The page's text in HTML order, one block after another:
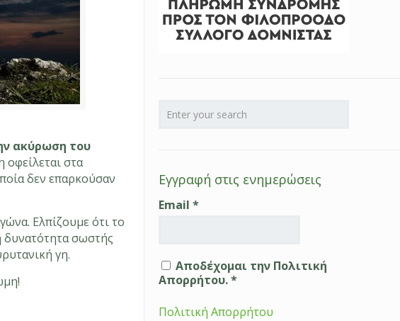
ακύρωση του
στα
δεν επαρκούσαν
Ελπίζουμε ότι το
δυνατότητα σωστής
γη.
Εγγραφή στις ενημερώσεις
Email *
Αποδέχομαι την Πολιτική
Απορρήτου. *
Πολιτική Απορρήτου